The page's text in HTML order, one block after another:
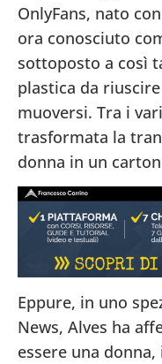
OnlyFans, nato
ora conosciuto
sottoposto a così
plastica da
muoversi. Tra i
trasformata la
donna in un
Eppure, in uno
News, Alves ha
essere una